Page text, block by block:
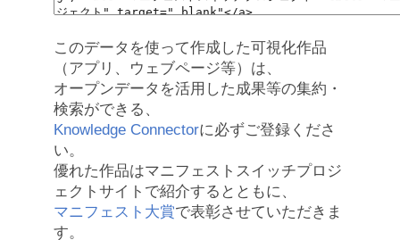
このデータを使って作成した可視化作品
（アプリ、ウェブページ等）は、
オープンデータを活用した成果等の集約・
検索ができる、
Knowledge Connectorに必ずご登録くださ
い。
優れた作品はマニフェストスイッチプロジ
ェクトサイトで紹介するとともに、
マニフェスト大賞で表彰させていただきま
す。